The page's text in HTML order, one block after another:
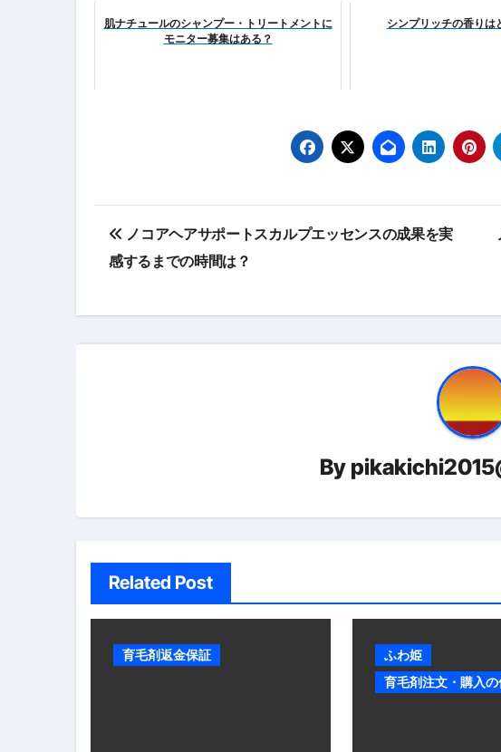
自己破産中に絶対にしてはダメなこと7選
No.102 9割が勘違い 自己破産の真実
アーモンドを毎日食べたらどうなるの？①
セラピストのための！美容、健康、ダイエッ
ムームードメイン 2月のおすすめドメイン
FRONTIER スーパーセール2026 完全攻略ガ
なくす不安と消える恐怖をゼロにする時代
使った分だけ支払う、いちばん賢いスマホ代
新春スペシャルセール完全ガイド：国内航空
【ムームードメイン】 【.site】今注目のドメ
梅干しを毎日食べたらどうなるの？①【30
ブルーベリーを毎日食べたらどうなるの？
バナナを毎日食べたらどうなるの？①【30
肌ナチュールのシャンプー・トリートメントに
モニター募集はある？
シンプリッチの香りは
投
稿
ン
ノコアヘアサポートスカルプエッセンスの成果を実
感するまでの時間は？
By
Related Post
育毛剤返金保証
ふわ姫
育毛剤注文・購入